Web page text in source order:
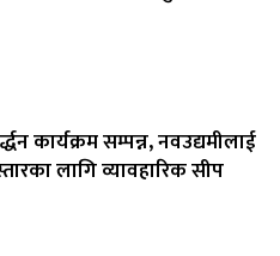
कार्यक्रम सम्पन्न, नवउद्यमीलाई
लागि व्यावहारिक सीप